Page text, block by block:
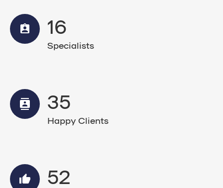
16
Specialists
36
Happy Clients
52